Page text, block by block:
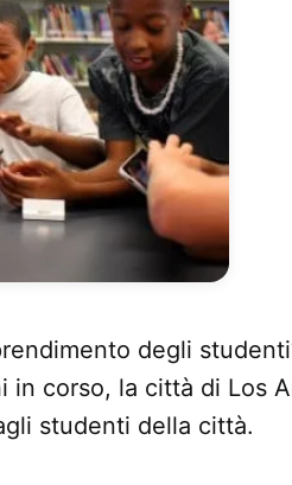
degli
corso, la città di Los
studenti della città.